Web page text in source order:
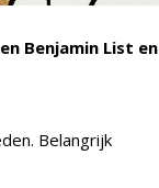
Benjamin List en
Belangrijk